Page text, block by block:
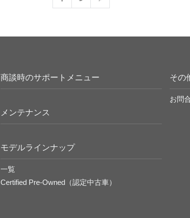
商談時のサポートメニュー
メンテナンス
モデルラインナップ
一覧
Certified Pre-Owned（認定中古車）
その
お問